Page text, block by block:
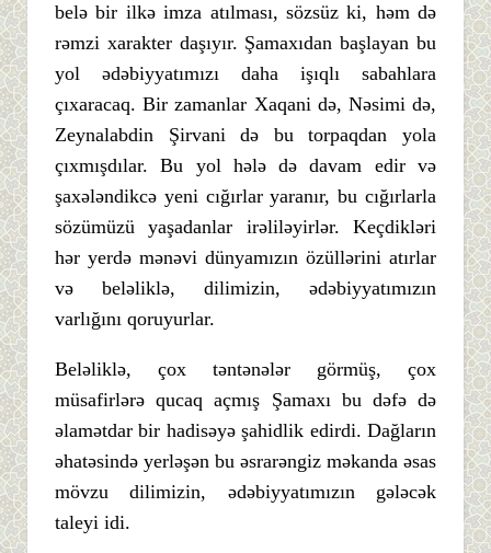
belə bir ilkə imza atılması, sözsüz ki, həm də
rəmzi xarakter daşıyır. Şamaxıdan başlayan bu
yol ədəbiyyatımızı daha işıqlı sabahlara
çıxaracaq. Bir zamanlar Xaqani də, Nəsimi də,
Zeynalabdin Şirvani də bu torpaqdan yola
çıxmışdılar. Bu yol hələ də davam edir və
şaxələndikcə yeni cığırlar yaranır, bu cığırlarla
sözümüzü yaşadanlar irəliləyirlər. Keçdikləri
hər yerdə mənəvi dünyamızın özüllərini atırlar
və beləliklə, dilimizin, ədəbiyyatımızın
varlığını qoruyurlar.
Beləliklə, çox təntənələr görmüş, çox
müsafirlərə qucaq açmış Şamaxı bu dəfə də
əlamətdar bir hadisəyə şahidlik edirdi. Dağların
əhatəsində yerləşən bu əsrarəngiz məkanda əsas
mövzu dilimizin, ədəbiyyatımızın gələcək
taleyi idi.